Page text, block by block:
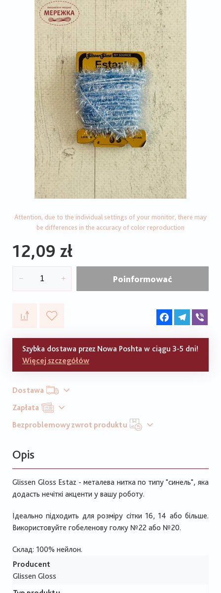
Attention, due to the individual settings of your monitor, there may
be differences in the accuracy of color reproduction
12,09 zł
Poinformować
FacebookTelegram
Szybka dostawa przez Nowa Poshta w ciągu 3-5 dni!
Więcej szczegółów
Dostawa
Zapłata
Bezproblemowy zwrot produktu
Opis
Glissen Gloss Estaz - металева нитка по типу "синель", яка
додасть нечіткі акценти у вашу роботу.
Ідеально підходить для розміру сітки 16, 14 або більше.
Використовуйте гобеленову голку №22 або №20.
Склад: 100% нейлон.
Producent
Glissen Gloss